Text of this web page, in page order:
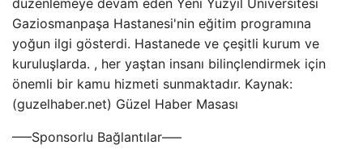
düzenlemeye devam eden Yeni Yüzyıl Üniversitesi
Gaziosmanpaşa Hastanesi'nin eğitim programına
yoğun ilgi gösterdi. Hastanede ve çeşitli kurum ve
kuruluşlarda. , her yaştan insanı bilinçlendirmek için
önemli bir kamu hizmeti sunmaktadır. Kaynak:
(guzelhaber.net) Güzel Haber Masası
—–Sponsorlu Bağlantılar—–